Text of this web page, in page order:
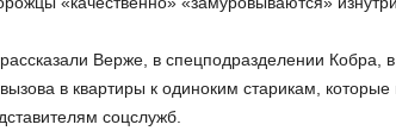
Верже, в спецподразделении Кобра,
в квартиры к одиноким старикам,
соцслужб.